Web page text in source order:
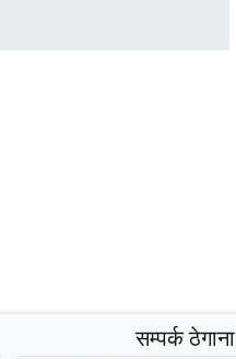
सम्पर्क ठेगाना